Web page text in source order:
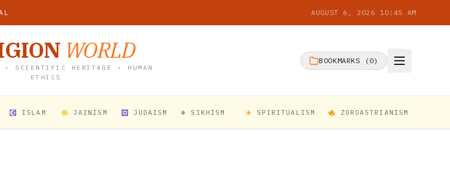
AUGUST 6, 2026 10:45 AM
WORLD
• SCIENTIFIC HERITAGE • HUMAN
ETHICS
BOOKMARKS ( 0)
ISLAM JAINISM JUDAISM ☬ SIKHISM SPIRITUALISM ZOROASTRIANISM